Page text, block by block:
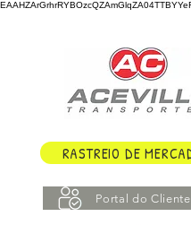
RASTREIO DE
Portal do Cliente